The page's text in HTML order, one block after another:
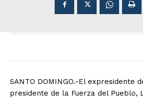
SANTO DOMINGO.-El expresidente
presidente de la Fuerza del Pueblo,